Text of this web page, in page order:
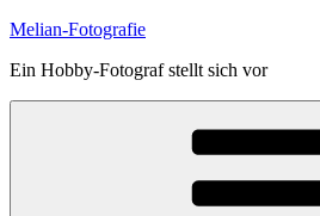
Skip
content
Melian-Fotografie
Ein Hobby-Fotograf stellt sich vor